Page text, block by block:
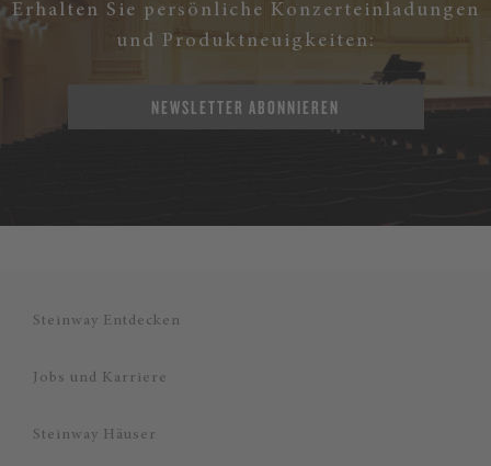
Erhalten Sie persönliche Konzerteinladungen
und Produktneuigkeiten:
NEWSLETTER ABONNIEREN
Steinway Entdecken
Jobs und Karriere
Steinway Häuser